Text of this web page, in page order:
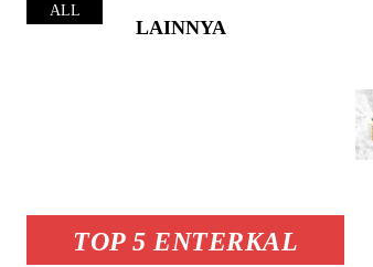
ALL
LAINNYA
TOP 5 ENTERKAL